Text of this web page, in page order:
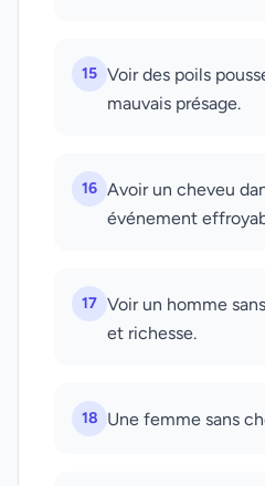
15 Voir des poils
mauvais présage.
16 Avoir un cheveu
événement
17 Voir un homme
et richesse.
18 Une femme sans